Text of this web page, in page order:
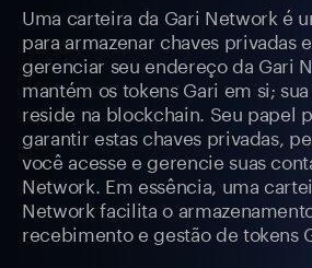
Uma carteira da Gari Network é
para armazenar chaves privadas
gerenciar seu endereço da Gari
mantém os tokens Gari em si;
reside na blockchain. Seu papel
garantir estas chaves privadas,
você acesse e gerencie suas
Network. Em essência, uma
Network facilita o
recebimento e gestão de tokens